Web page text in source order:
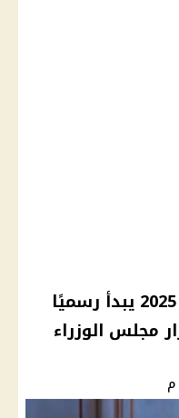
التوقيت الشتوي في مصر 2025 يبدأ رسميًا